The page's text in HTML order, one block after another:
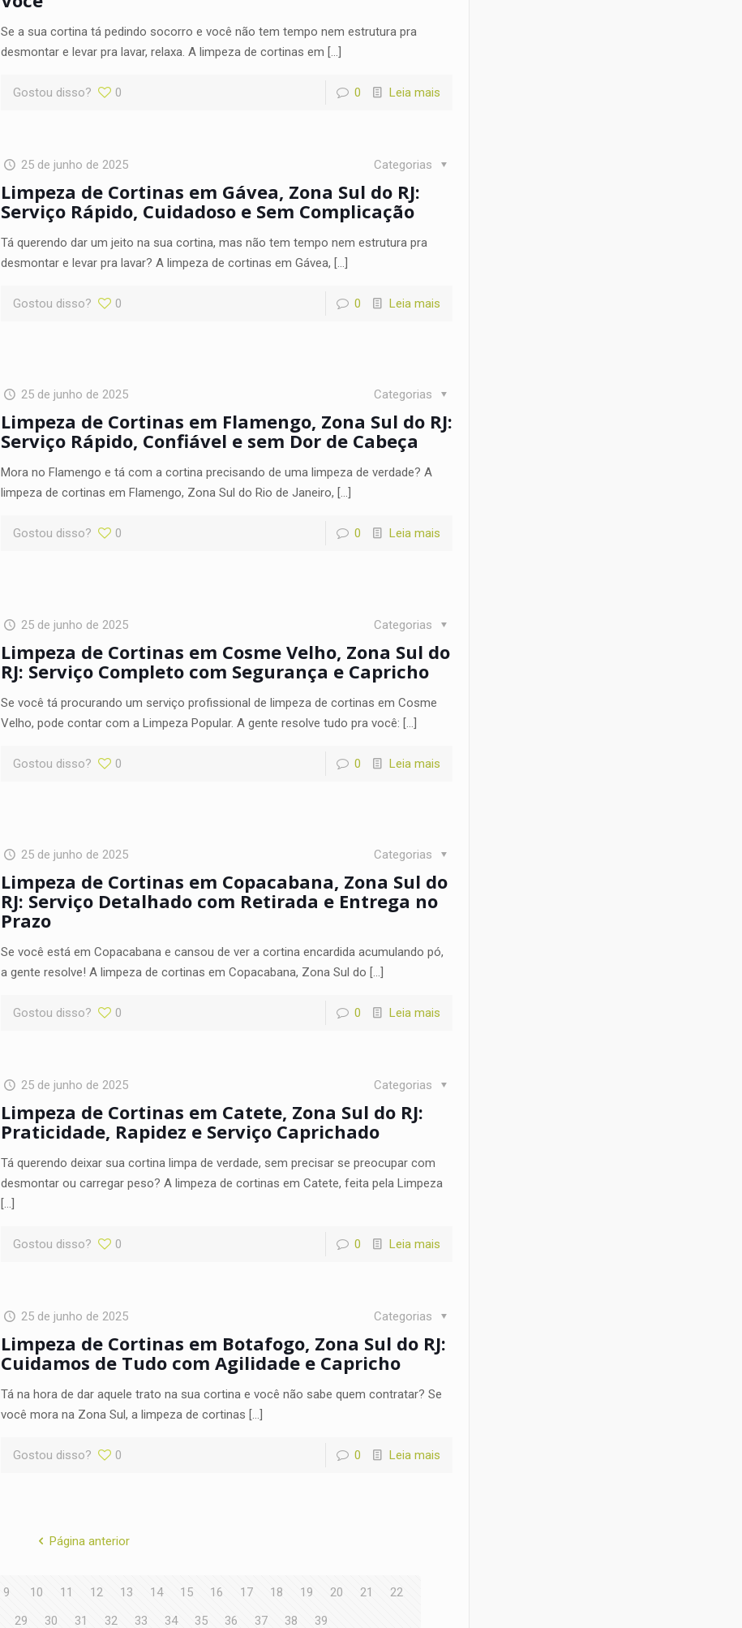
Se a sua cortina tá pedindo socorro e você não tem tempo nem estrutura pra
desmontar e levar pra lavar, relaxa. A limpeza de cortinas em […]
Gostou disso? 0 0 Leia mais
25 de junho de 2025 Categorias
Limpeza de Cortinas em Gávea, Zona Sul do RJ:
Serviço Rápido, Cuidadoso e Sem Complicação
Tá querendo dar um jeito na sua cortina, mas não tem tempo nem estrutura pra
desmontar e levar pra lavar? A limpeza de cortinas em Gávea, […]
Gostou disso? 0 0 Leia mais
25 de junho de 2025 Categorias
Limpeza de Cortinas em Flamengo, Zona Sul do RJ:
Serviço Rápido, Confiável e sem Dor de Cabeça
Mora no Flamengo e tá com a cortina precisando de uma limpeza de verdade? A
limpeza de cortinas em Flamengo, Zona Sul do Rio de Janeiro, […]
Gostou disso? 0 0 Leia mais
25 de junho de 2025 Categorias
Limpeza de Cortinas em Cosme Velho, Zona Sul do
RJ: Serviço Completo com Segurança e Capricho
Se você tá procurando um serviço profissional de limpeza de cortinas em Cosme
Velho, pode contar com a Limpeza Popular. A gente resolve tudo pra você: […]
Gostou disso? 0 0 Leia mais
25 de junho de 2025 Categorias
Limpeza de Cortinas em Copacabana, Zona Sul do
RJ: Serviço Detalhado com Retirada e Entrega no
Prazo
Se você está em Copacabana e cansou de ver a cortina encardida acumulando pó,
a gente resolve! A limpeza de cortinas em Copacabana, Zona Sul do […]
Gostou disso? 0 0 Leia mais
25 de junho de 2025 Categorias
Limpeza de Cortinas em Catete, Zona Sul do RJ:
Praticidade, Rapidez e Serviço Caprichado
Tá querendo deixar sua cortina limpa de verdade, sem precisar se preocupar com
desmontar ou carregar peso? A limpeza de cortinas em Catete, feita pela Limpeza
[…]
Gostou disso? 0 0 Leia mais
25 de junho de 2025 Categorias
Limpeza de Cortinas em Botafogo, Zona Sul do RJ:
Cuidamos de Tudo com Agilidade e Capricho
Tá na hora de dar aquele trato na sua cortina e você não sabe quem contratar? Se
você mora na Zona Sul, a limpeza de cortinas […]
Gostou disso? 0 0 Leia mais
Página anterior
9 10 11 12 13 14 15 16 17 18 19 20 21
22
29 30 31 32 33 34 35 36 37 38 39